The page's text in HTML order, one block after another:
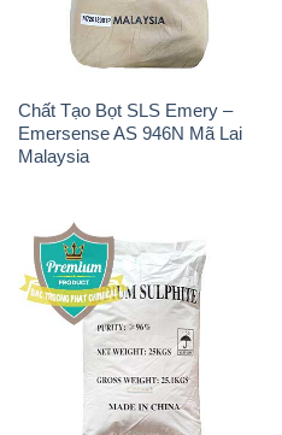
Chất Tạo Bọt SLS Emery –
Emersense AS 946N Mã Lai
Malaysia